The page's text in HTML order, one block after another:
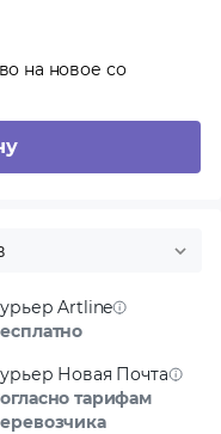
на новое со
Artline
Новая Почта
тарифам